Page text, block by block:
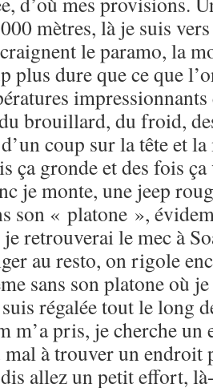
mètres, là je suis
le paramo, la
plus dure que ce que
brouillard, du froid,
coup sur la tête et
ça gronde et des fois
je monte, une jeep
son « platone »,
retrouverai le mec à
au resto, on rigole
sans son platone où
régalée tout le long
m’a pris, je cherche
à trouver un endroit
allez un petit effort,